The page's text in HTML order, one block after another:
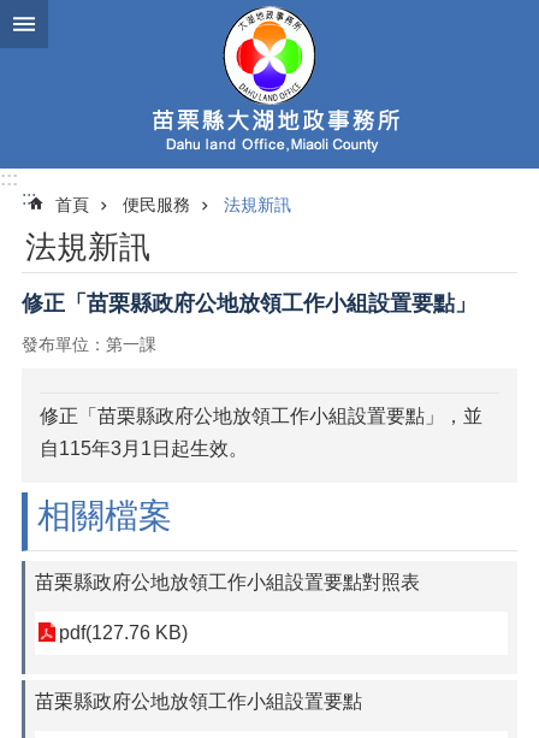
跳到主要內容區塊
:::
:::
首頁 便民服務 法規新訊
法規新訊
修正「苗栗縣政府公地放領工作小組設置要點」
發布單位：第一課
修正「苗栗縣政府公地放領工作小組設置要點」，並
自115年3月1日起生效。
相關檔案
苗栗縣政府公地放領工作小組設置要點對照表
pdf(127.76 KB)
苗栗縣政府公地放領工作小組設置要點